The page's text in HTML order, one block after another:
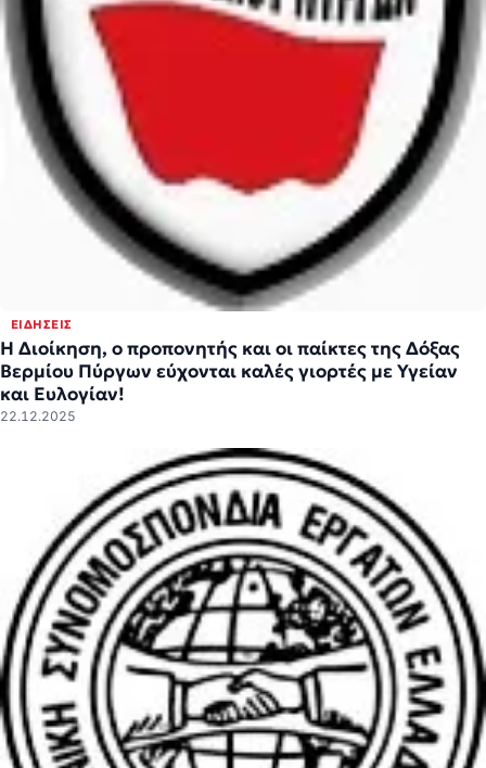
ΕΙΔΉΣΕΙΣ
Η Διοίκηση, ο προπονητής και οι παίκτες της Δόξας
Βερμίου Πύργων εύχονται καλές γιορτές με Υγείαν
και Ευλογίαν!
22.12.2025